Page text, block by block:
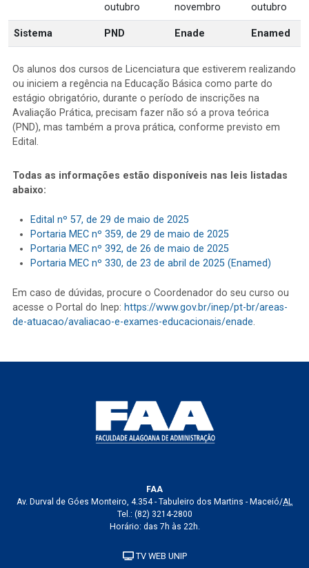
outubro
novembro
outubro
Sistema PND Enade Enamed
Os alunos dos cursos de Licenciatura que estiverem realizando
ou iniciem a regência na Educação Básica como parte do
estágio obrigatório, durante o período de inscrições na
Avaliação Prática, precisam fazer não só a prova teórica
(PND), mas também a prova prática, conforme previsto em
Edital.
Todas as informações estão disponíveis nas leis listadas
abaixo:
Edital nº 57, de 29 de maio de 2025
Portaria MEC nº 359, de 29 de maio de 2025
Portaria MEC nº 392, de 26 de maio de 2025
Portaria MEC nº 330, de 23 de abril de 2025 (Enamed)
Em caso de dúvidas, procure o Coordenador do seu curso ou
acesse o Portal do Inep: https://www.gov.br/inep/pt-br/areas-
de-atuacao/avaliacao-e-exames-educacionais/enade.
FAA
Av. Durval de Góes Monteiro, 4.354 - Tabuleiro dos Martins - Maceió/AL
Tel.: (82) 3214-2800
Horário: das 7h às 22h.
TV WEB UNIP